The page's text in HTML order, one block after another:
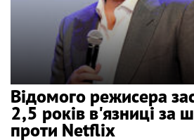
Відомого режисера
2,5 років в'язниці за
проти Netflix